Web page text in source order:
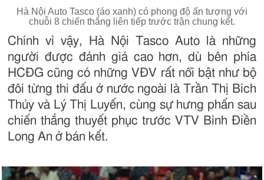
Hà Nội Auto Tasco (áo xanh) có phong độ ấn tượng với
chuỗi 8 chiến thắng liên tiếp trước trận chung kết.
Chính vì vậy, Hà Nội Tasco Auto là những
người được đánh giá cao hơn, dù bên phía
HCĐG cũng có những VĐV rất nổi bật như bộ
đôi từng thi đấu ở nước ngoài là Trần Thị Bích
Thủy và Lý Thị Luyến, cùng sự hưng phấn sau
chiến thắng thuyết phục trước VTV Bình Điền
Long An ở bán kết.